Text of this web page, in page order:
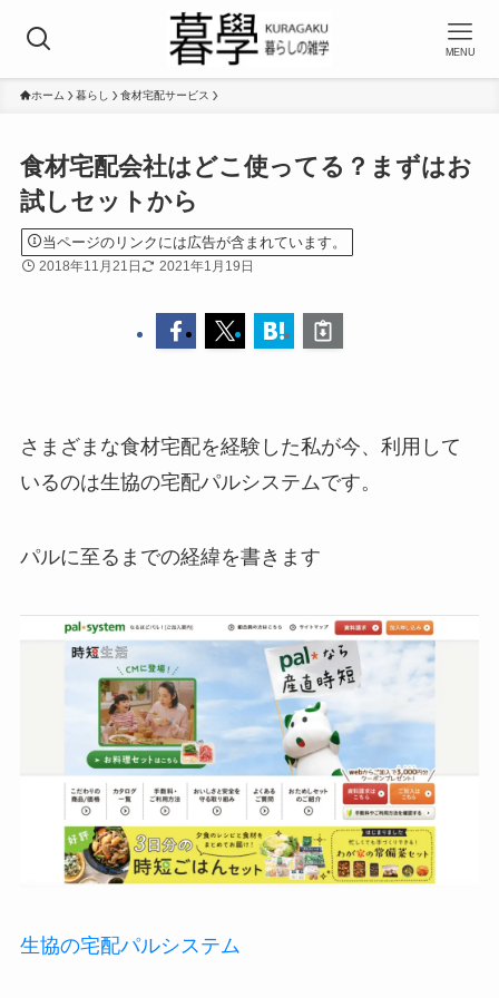
MENU
ホーム 暮らし 食材宅配サービス
食材宅配会社はどこ使ってる？まずはお
試しセットから
当ページのリンクには広告が含まれています。
2018年11月21日 2021年1月19日
さまざまな食材宅配を経験した私が今、利用して
いるのは生協の宅配パルシステムです。
パルに至るまでの経緯を書きます
生協の宅配パルシステム